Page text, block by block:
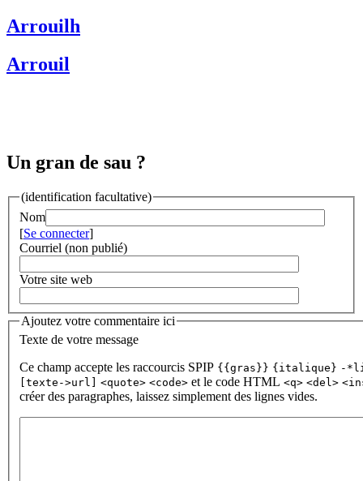
Arrouilh
Arrouil
Un gran de sau ?
(identification facultative)
Nom
[Se connecter]
Courriel (non publié)
Votre site web
Ajoutez votre commentaire ici
Texte de votre message
Ce champ accepte les raccourcis SPIP {{gras}} {italique} -
[texte->url]
<quote> <code> et le code HTML <q> <del>
créer des paragraphes, laissez simplement des lignes vides.